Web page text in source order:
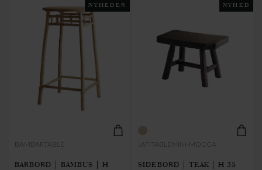
NYHEDER
BAMBARTABLE
BARBORD | BAMBUS | H
NYHED
JATITABLEMINI-MOCCA
SIDEBORD | TEAK | H 35